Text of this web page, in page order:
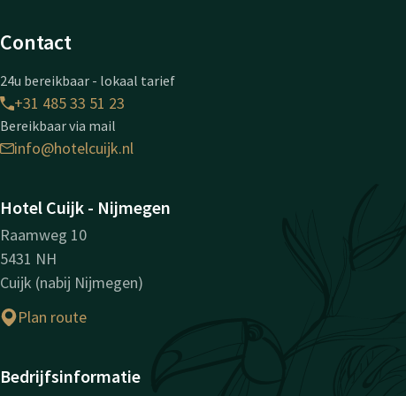
Contact
24u bereikbaar - lokaal tarief
+31 485 33 51 23
Bereikbaar via mail
info@hotelcuijk.nl
Hotel Cuijk - Nijmegen
Raamweg 10
5431 NH
Cuijk (nabij Nijmegen)
Plan route
Bedrijfsinformatie